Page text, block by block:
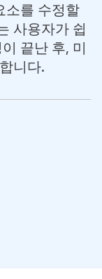
소를 수정할
사용자가 쉽
끝난 후, 미
니다.